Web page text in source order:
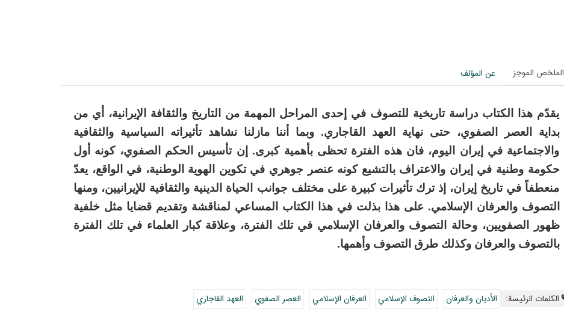
الملخص الموجز عن المؤلف
يقدّم هذا الكتاب دراسة تاريخية للتصوف في إحدى المراحل المهمة من التاريخ والثقافة الإيرانية، أي من
بداية العصر الصفوي، حتى نهاية العهد القاجاري. وبما أننا مازلنا نشاهد تأثيراته السياسية والثقافية
والاجتماعية في إيران اليوم، فان هذه الفترة تحظى بأهمية كبرى. إن تأسيس الحكم الصفوي، كونه أول
حكومة وطنية في إيران والاعتراف بالتشيع كونه عنصر جوهري في تكوين الهوية الوطنية، في الواقع، يعدّ
منعطفاً في تاريخ إيران، إذ ترك تأثيرات كبيرة على مختلف جوانب الحياة الدينية والثقافية للإيرانيين، ومنها
التصوف والعرفان الإسلامي. على هذا بذلت في هذا الكتاب المساعي لمناقشة وتقديم قضايا مثل خلفية
ظهور الصفويين، وحالة التصوف والعرفان الإسلامي في تلك الفترة، وعلاقة كبار العلماء في تلك الفترة
بالتصوف والعرفان وكذلك طرق التصوف وأهمها.
الکلمات الرئيسة: الأديان والعرفان التصوف الإسلامي العرفان الإسلامي العصر الصفوي العهد القاجاري